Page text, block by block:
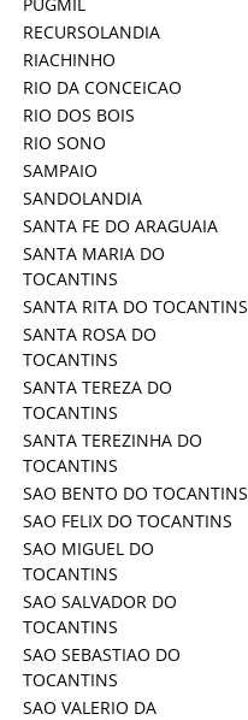
RECURSOLANDIA
RIACHINHO
RIO DA CONCEICAO
RIO DOS BOIS
RIO SONO
SAMPAIO
SANDOLANDIA
SANTA FE DO ARAGUAIA
SANTA MARIA DO
TOCANTINS
SANTA RITA DO TOCANTINS
SANTA ROSA DO
TOCANTINS
SANTA TEREZA DO
TOCANTINS
SANTA TEREZINHA DO
TOCANTINS
SAO BENTO DO TOCANTINS
SAO FELIX DO TOCANTINS
SAO MIGUEL DO
TOCANTINS
SAO SALVADOR DO
TOCANTINS
SAO SEBASTIAO DO
TOCANTINS
SAO VALERIO DA